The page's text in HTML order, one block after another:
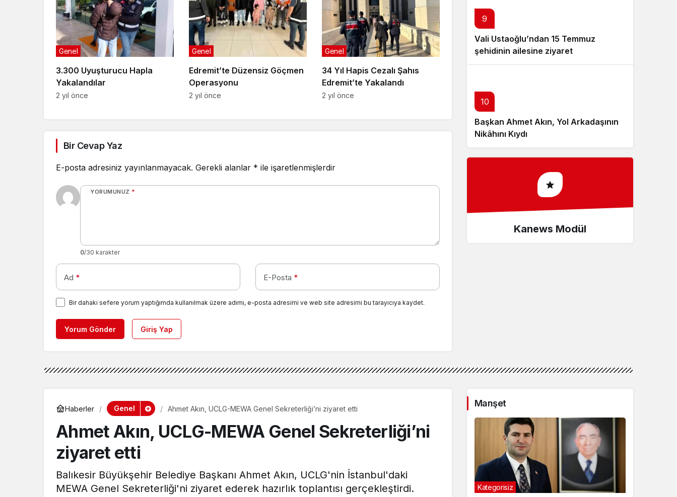
3.300 Uyuşturucu Hapla
Yakalandılar
Genel
2 yıl önce
Edremit’te Düzensiz Göçmen
Operasyonu
Genel
2 yıl önce
34 Yıl Hapis Cezalı Şahıs
Edremit’te Yakalandı
Genel
2 yıl önce
Bir Cevap Yaz
E-posta adresiniz yayınlanmayacak. Gerekli alanlar * ile işaretlenmişlerdir
YORUMUNUZ *
0/30 karakter
Ad * E-Posta *
Bir dahaki sefere yorum yaptığımda kullanılmak üzere adımı, e-posta adresimi ve web site adresimi bu tarayıcıya kaydet.
Yorum Gönder Giriş Yap
9
Vali Ustaoğlu’ndan 15 Temmuz
şehidinin ailesine ziyaret
10
Başkan Ahmet Akın, Yol Arkadaşının
Nikâhını Kıydı
Kanews Modül
Haberler Genel Ahmet Akın, UCLG-MEWA Genel Sekreterliği’ni ziyaret etti
Ahmet Akın, UCLG-MEWA Genel Sekreterliği’ni
ziyaret etti
Balıkesir Büyükşehir Belediye Başkanı Ahmet Akın, UCLG'nin İstanbul'daki
MEWA Genel Sekreterliği'ni ziyaret ederek hazırlık toplantısı gerçekleştirdi.
Manşet
Kategorisiz